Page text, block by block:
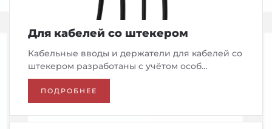
Для кабелей со штекером
Кабельные вводы и держатели для кабелей со
штекером разработаны с учётом особ…
ПОДРОБНЕЕ